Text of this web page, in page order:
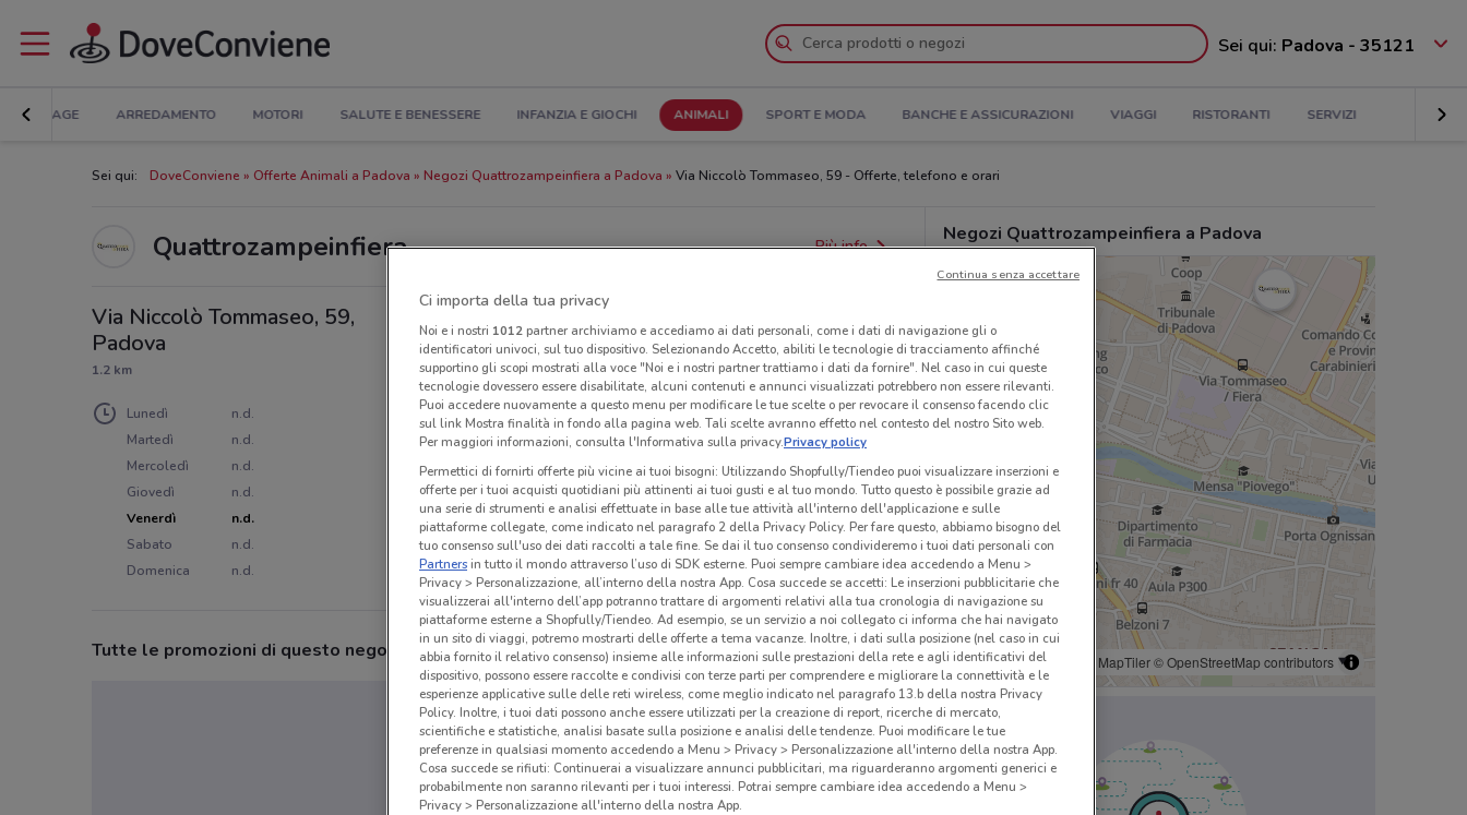
Sei qui: Padova - 35121
BRICOLAGE ARREDAMENTO MOTORI SALUTE E BENESSERE INFANZIA E GIOCHI ANIMALI SPORT E MODA BANCHE E ASSICURAZIONI VIAGGI RISTORANTI SERVIZI
Sei qui: DoveConviene Offerte Animali a Padova Negozi Quattrozampeinfiera a Padova Via Niccolò Tommaseo, 59 - Offerte, telefono e orari
Quattrozampeinfiera Più info
Via Niccolò Tommaseo, 59,
Padova
1.2 km
Lunedì
n.d.
Martedì
n.d.
Mercoledì
n.d.
Giovedì
n.d.
Venerdì
n.d.
Sabato
n.d.
Domenica
n.d.
Tutte le promozioni di questo negozio
Negozi Quattrozampeinfiera a Padova
© MapTiler© OpenStreetMap contributors
Ci importa della tua privacy
Noi e i nostri 1012partner archiviamo e accediamo ai dati personali, come i dati di navigazione gli o
identificatori univoci, sul tuo dispositivo. Selezionando Accetto, abiliti le tecnologie di tracciamento affinché
supportino gli scopi mostrati alla voce "Noi e i nostri partner trattiamo i dati da fornire". Nel caso in cui queste
tecnologie dovessero essere disabilitate, alcuni contenuti e annunci visualizzati potrebbero non essere rilevanti.
Puoi accedere nuovamente a questo menu per modificare le tue scelte o per revocare il consenso facendo clic
sul link Mostra finalità in fondo alla pagina web. Tali scelte avranno effetto nel contesto del nostro Sito web.
Per maggiori informazioni, consulta l'Informativa sulla privacy.Privacy policy
Permettici di fornirti offerte più vicine ai tuoi bisogni: Utilizzando Shopfully/Tiendeo puoi visualizzare inserzioni e
offerte per i tuoi acquisti quotidiani più attinenti ai tuoi gusti e al tuo mondo. Tutto questo è possibile grazie ad
una serie di strumenti e analisi effettuate in base alle tue attività all'interno dell'applicazione e sulle
piattaforme collegate, come indicato nel paragrafo 2 della Privacy Policy. Per fare questo, abbiamo bisogno del
tuo consenso sull'uso dei dati raccolti a tale fine. Se dai il tuo consenso condivideremo i tuoi dati personali con
Partnersin tutto il mondo attraverso l’uso di SDK esterne. Puoi sempre cambiare idea accedendo a Menu >
Privacy > Personalizzazione, all’interno della nostra App. Cosa succede se accetti: Le inserzioni pubblicitarie che
visualizzerai all'interno dell’app potranno trattare di argomenti relativi alla tua cronologia di navigazione su
piattaforme esterne a Shopfully/Tiendeo. Ad esempio, se un servizio a noi collegato ci informa che hai navigato
in un sito di viaggi, potremo mostrarti delle offerte a tema vacanze. Inoltre, i dati sulla posizione (nel caso in cui
abbia fornito il relativo consenso) insieme alle informazioni sulle prestazioni della rete e agli identificativi del
dispositivo, possono essere raccolte e condivisi con terze parti per comprendere e migliorare la connettività e le
esperienze applicative sulle delle reti wireless, come meglio indicato nel paragrafo 13.b della nostra Privacy
Policy. Inoltre, i tuoi dati possono anche essere utilizzati per la creazione di report, ricerche di mercato,
scientifiche e statistiche, analisi basate sulla posizione e analisi delle tendenze. Puoi modificare le tue
preferenze in qualsiasi momento accedendo a Menu > Privacy > Personalizzazione all'interno della nostra App.
Cosa succede se rifiuti: Continuerai a visualizzare annunci pubblicitari, ma riguarderanno argomenti generici e
probabilmente non saranno rilevanti per i tuoi interessi. Potrai sempre cambiare idea accedendo a Menu >
Privacy > Personalizzazione all'interno della nostra App.
Continua senza accettare